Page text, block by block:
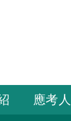
應考